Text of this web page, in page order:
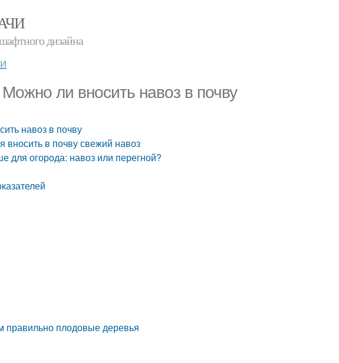
дизайна
ли вносить навоз в почву
навоз в почву
вносить в почву свежий навоз
для огорода: навоз или перегной?
правильно плодовые деревья